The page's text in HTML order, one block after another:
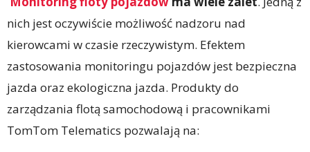
nich jest oczywiście możliwość nadzoru nad
kierowcami w czasie rzeczywistym. Efektem
zastosowania monitoringu pojazdów jest bezpieczna
jazda oraz ekologiczna jazda. Produkty do
zarządzania flotą samochodową i pracownikami
TomTom Telematics pozwalają na: